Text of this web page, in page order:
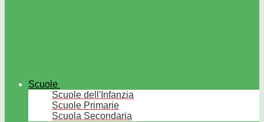
Scuole
Scuole dell'Infanzia
Scuole Primarie
Scuola Secondaria